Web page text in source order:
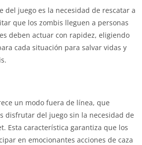
del juego es la necesidad de rescatar a
que los zombis lleguen a personas
deben actuar con rapidez, eligiendo
cada situación para salvar vidas y
un modo fuera de línea, que
disfrutar del juego sin la necesidad de
Esta característica garantiza que los
en emocionantes acciones de caza